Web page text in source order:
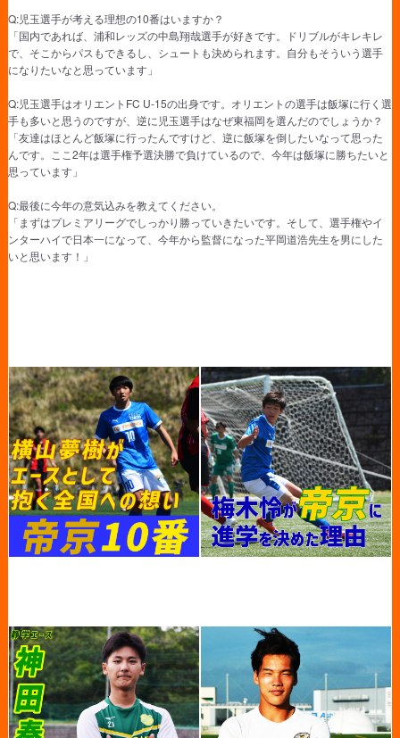
Q:児玉選手が考える理想の10番はいますか？
「国内であれば、浦和レッズの中島翔哉選手が好きです。ドリブルがキレキレ
で、そこからパスもできるし、シュートも決められます。自分もそういう選手
になりたいなと思っています」
Q:児玉選手はオリエントFC U-15の出身です。オリエントの選手は飯塚に行く選
手も多いと思うのですが、逆に児玉選手はなぜ東福岡を選んだのでしょうか？
「友達はほとんど飯塚に行ったんですけど、逆に飯塚を倒したいなって思った
んです。ここ2年は選手権予選決勝で負けているので、今年は飯塚に勝ちたいと
思っています」
Q:最後に今年の意気込みを教えてください。
「まずはプレミアリーグでしっかり勝っていきたいです。そして、選手権やイ
ンターハイで日本一になって、今年から監督になった平岡道浩先生を男にした
いと思います！」